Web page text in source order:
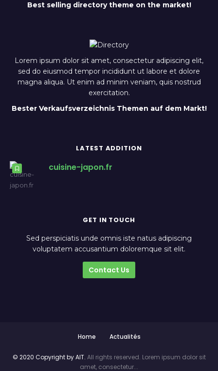
Best selling directory theme on the market!
Lorem ipsum dolor sit amet, consectetur adipiscing elit,
sed do eiusmod tempor incididunt ut labore et dolore
magna aliqua. Ut enim ad minim veniam, quis nostrud
exercitation.
Bester Verkaufsverzeichnis Themen auf dem Markt!
LATEST ADDITION
cuisine-japon.fr
GET IN TOUCH
Sed perspiciatis unde omnis iste natus adipiscing
voluptatem accusantium doloremque sit elit.
Contact Us
Home Actualités
© 2020 Copyright by AIT. All rights reserved. Lorem ipsum dolor sit
amet, consectetur...